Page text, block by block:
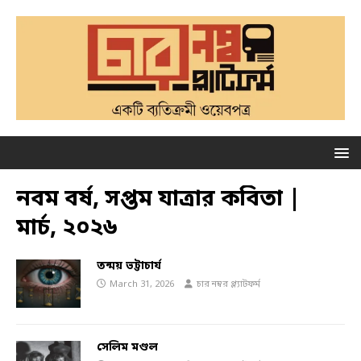
নবম বর্ষ, সপ্তম যাত্রার কবিতা |
মার্চ, ২০২৬
তন্ময় ভট্টাচার্য
March 31, 2026 চার নম্বর প্ল্যাটফর্ম
সেলিম মণ্ডল